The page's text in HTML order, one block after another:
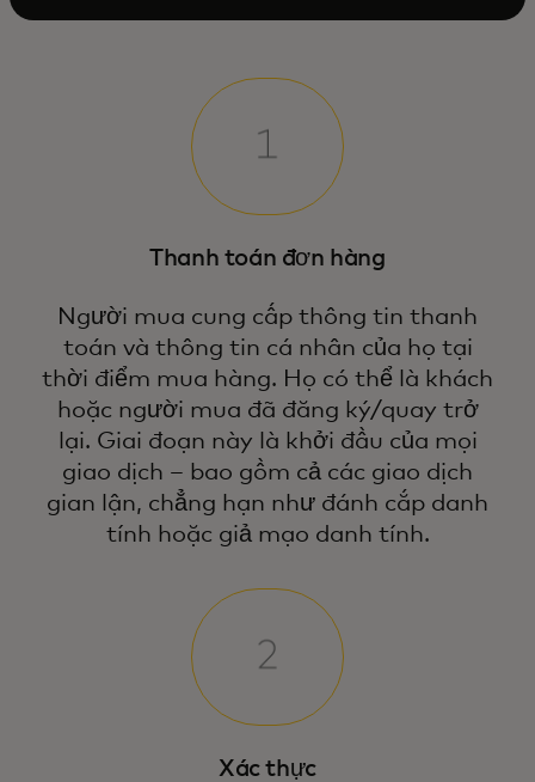
Thanh toán đơn hàng
Người mua cung cấp thông tin thanh
toán và thông tin cá nhân của họ tại
thời điểm mua hàng. Họ có thể là khách
hoặc người mua đã đăng ký/quay trở
lại. Giai đoạn này là khởi đầu của mọi
giao dịch – bao gồm cả các giao dịch
gian lận, chẳng hạn như đánh cắp danh
tính hoặc giả mạo danh tính.
Xác thực